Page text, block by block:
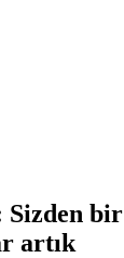
Sizden bir
artık